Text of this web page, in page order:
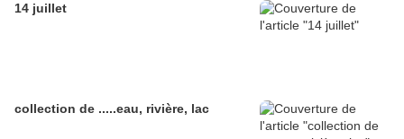
14 juillet
collection de .....eau, rivière, lac